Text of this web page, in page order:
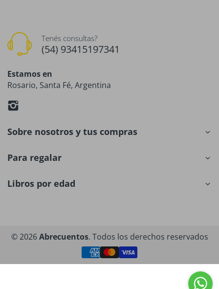
Tenés consultas?
(54) 93415197341
Estamos en
Rosario, Santa Fé, Argentina
Sobre nosotros y tus compras
Para regalar
Libros por edad
© 2026Abrecuentos. Todos los derechos reservados